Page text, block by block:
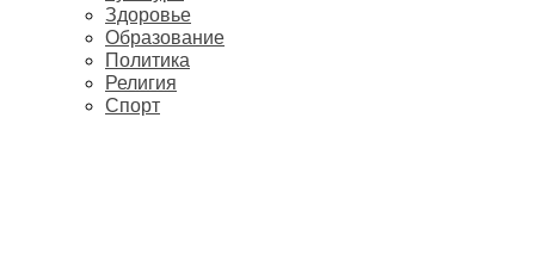
Здоровье
Образование
Политика
Религия
Спорт